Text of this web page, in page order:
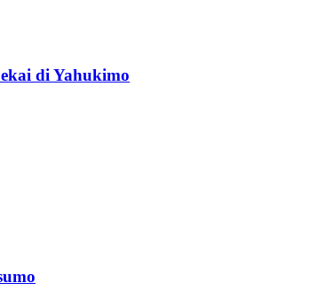
di Yahukimo